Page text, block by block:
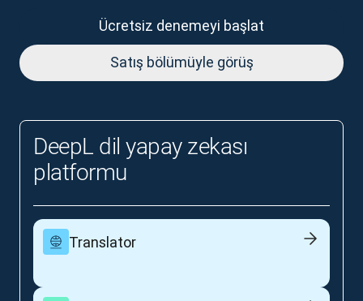
Ücretsiz denemeyi başlat
Satış bölümüyle görüş
DeepL dil yapay zekası
platformu
Translator